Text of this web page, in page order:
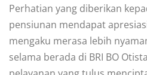
Perhatian yang diberikan
pensiunan mendapat
mengaku merasa lebih
selama berada di BRI BO